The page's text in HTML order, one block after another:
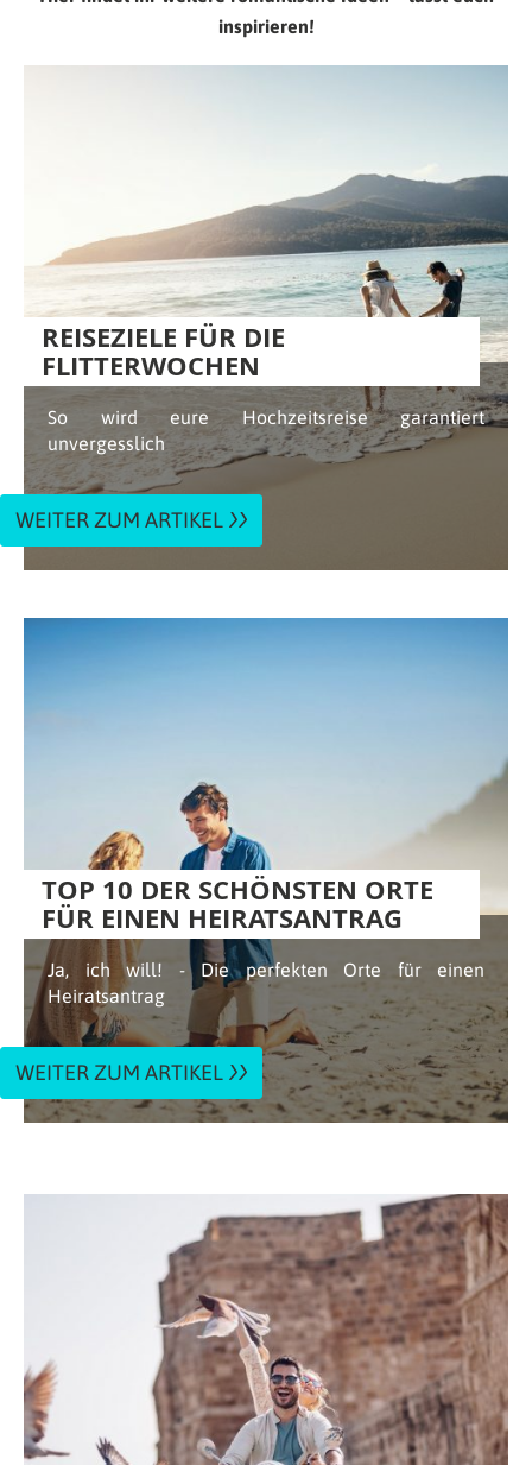
inspirieren!
REISEZIELE FÜR DIE
FLITTERWOCHEN
So wird eure Hochzeitsreise garantiert
unvergesslich
WEITER ZUM ARTIKEL
TOP 10 DER SCHÖNSTEN ORTE
FÜR EINEN HEIRATSANTRAG
Ja, ich will! - Die perfekten Orte für einen
Heiratsantrag
WEITER ZUM ARTIKEL